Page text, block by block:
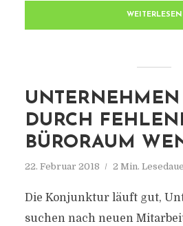
WEITERLESEN
UNTERNEHMEN
DURCH
BÜRORAUM
22. Februar 2018 2 Min.
Die Konjunktur läuft gut,
suchen nach neuen